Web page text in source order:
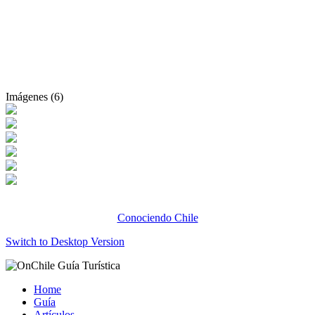
Imágenes (6)
Conociendo Chile
Switch to Desktop Version
Home
Guía